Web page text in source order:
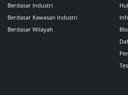
Berdasar Industri
Berdasar Kawasan Industri
Berdasar Wilayah